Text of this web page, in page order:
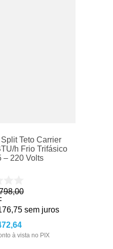
Teto Carrier
h Frio Trifásico
– 220 Volts
,00
,75sem juros
,64
à vista no PIX